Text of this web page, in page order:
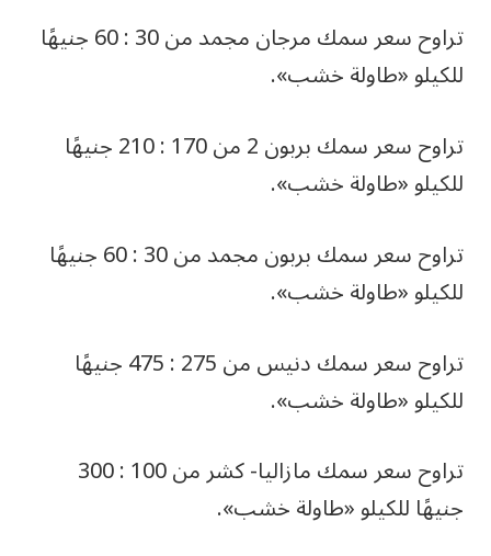
تراوح سعر سمك مرجان مجمد من 30 : 60 جنيهًا
للكيلو «طاولة خشب».
تراوح سعر سمك بربون 2 من 170 : 210 جنيهًا
للكيلو «طاولة خشب».
تراوح سعر سمك بربون مجمد من 30 : 60 جنيهًا
للكيلو «طاولة خشب».
تراوح سعر سمك دنيس من 275 : 475 جنيهًا
للكيلو «طاولة خشب».
تراوح سعر سمك مازاليا- كشر من 100 : 300
جنيهًا للكيلو «طاولة خشب».